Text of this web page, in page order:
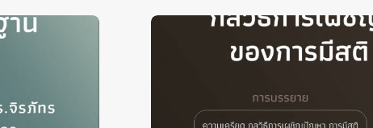
Intranet